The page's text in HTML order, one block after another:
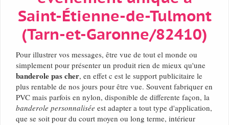
Saint-Étienne-de-Tulmont
(Tarn-et-Garonne/82410)
Pour illustrer vos messages, être vue de tout el monde ou
simplement pour présenter un produit rien de mieux qu'une
banderole pas cher, en effet c est le support publicitaire le
plus rentable de nos jours pour être vue. Souvent fabriquer en
PVC mais parfois en nylon, disponible de differente façon, la
banderole personnalisée est adapter a tout type d'application,
que se soit pour du court moyen ou long terme, intérieur